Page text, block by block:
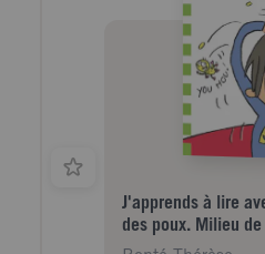
J'apprends à lire
des poux. Milieu de